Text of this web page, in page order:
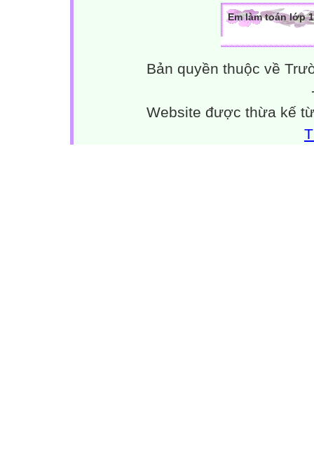
Em làm toán lớp 1
Bản quyền thuộc về
Website được thừa kế